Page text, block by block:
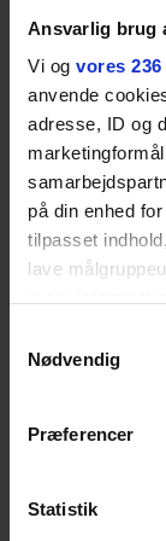
Ansvarlig brug
Vi og vores
anvende
adresse, ID og
på din enhed
tilpasset
lave
tilbage eller
Nødvendig
Præferencer
Statistik
eksamen og
gemmer sig
absolutte
noget,
studere